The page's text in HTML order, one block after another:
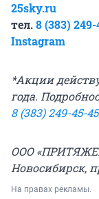
25sky.ru
тел.8 (383) 249-
Instagram
*Акции
года.
8 (383)249-45-
ООО
Новосибирск,
На правах рекламы.